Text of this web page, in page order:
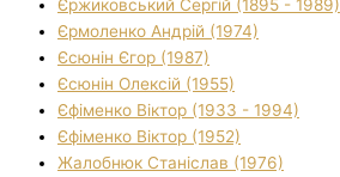
Єржиковський Сергій (1895 - 1989)
Єрмоленко Андрій (1974)
Єсюнін Єгор (1987)
Єсюнін Олексій (1955)
Єфіменко Віктор (1933 - 1994)
Єфіменко Віктор (1952)
Жалобнюк Станіслав (1976)